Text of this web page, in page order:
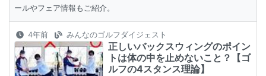
ールやフェア情報もご紹介。
4年前 みんなのゴルフダイジェスト
正しいバックスウィングのポイン
トは体の中を止めないこと？【ゴ
ルフの4スタンス理論】